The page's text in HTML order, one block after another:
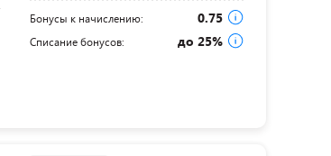
Бонусы к начислению: 0.75
Списание бонусов: до 25%